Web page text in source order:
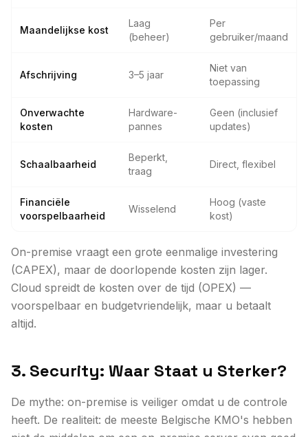
Maandelijkse kost
Laag
(beheer)
Per
gebruiker/maand
Afschrijving 3–5 jaar
Niet van
toepassing
Onverwachte
kosten
Hardware-
pannes
Geen (inclusief
updates)
Schaalbaarheid
Beperkt,
traag
Direct, flexibel
Financiële
voorspelbaarheid
Wisselend
Hoog (vaste
kost)
On-premise vraagt een grote eenmalige investering
(CAPEX), maar de doorlopende kosten zijn lager.
Cloud spreidt de kosten over de tijd (OPEX) —
voorspelbaar en budgetvriendelijk, maar u betaalt
altijd.
3. Security: Waar Staat u Sterker?
De mythe: on-premise is veiliger omdat u de controle
heeft. De realiteit: de meeste Belgische KMO's hebben